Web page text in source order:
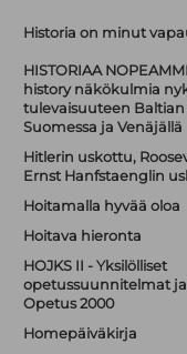
Historia on minut
HISTORIAA
history näkökulmia
tulevaisuuteen Baltian
Suomessa ja Venäjällä
Hitlerin uskottu,
Ernst Hanfstaenglin
Hoitamalla hyvää oloa
Hoitava hieronta
HOJKS II - Yksilölliset
opetussuunnitelmat
Opetus 2000
Homepäiväkirja